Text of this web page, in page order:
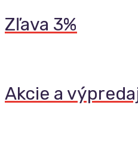
Zľava 3%
Akcie a